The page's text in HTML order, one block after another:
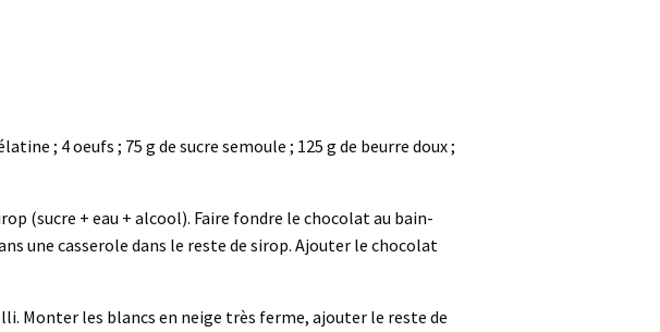
; 4 oeufs ; 75 g de sucre semoule ; 125 g de beurre doux ;
(sucre + eau + alcool). Faire fondre le chocolat au bain-
une casserole dans le reste de sirop. Ajouter le chocolat
Monter les blancs en neige très ferme, ajouter le reste de